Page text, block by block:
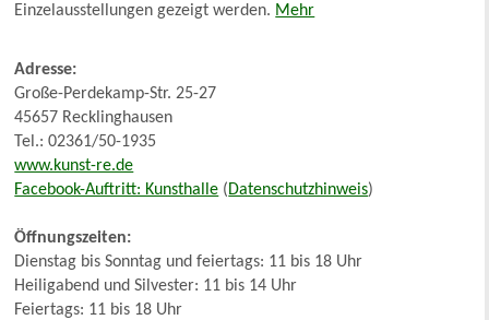
Einzelausstellungen gezeigt werden. Mehr
Adresse:
Große-Perdekamp-Str. 25-27
45657 Recklinghausen
Tel.: 02361/50-1935
www.kunst-re.de
Facebook-Auftritt: Kunsthalle (Datenschutzhinweis)
Öffnungszeiten:
Dienstag bis Sonntag und feiertags: 11 bis 18 Uhr
Heiligabend und Silvester: 11 bis 14 Uhr
Feiertags: 11 bis 18 Uhr